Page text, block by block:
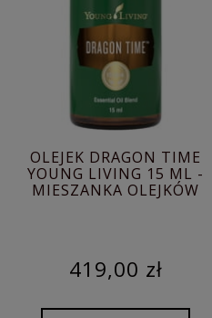
OLEJEK DRAGON TIME
YOUNG LIVING 15 ML -
MIESZANKA OLEJKÓW
419,00 zł